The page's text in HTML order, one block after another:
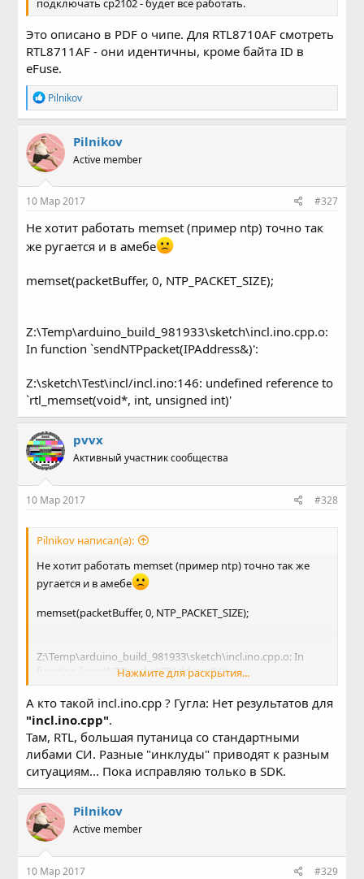
подключать cp2102 - будет все работать.
Это описано в PDF о чипе. Для RTL8710AF смотреть
RTL8711AF - они идентичны, кроме байта ID в
eFuse.
Р
е
а
к
ц
и
и
:
Pilnikov
Pilnikov
Active member
10 Мар 2017 #327
Не хотит работать memset (пример ntp) точно так
же ругается и в амебе
memset(packetBuffer, 0, NTP_PACKET_SIZE);
Z:\Temp\arduino_build_981933\sketch\incl.ino.cpp.o:
In function `sendNTPpacket(IPAddress&)':
Z:\sketch\Test\incl/incl.ino:146: undefined reference to
`rtl_memset(void*, int, unsigned int)'
pvvx
Активный участник сообщества
10 Мар 2017 #328
Pilnikov написал(а):
Не хотит работать memset (пример ntp) точно так же
ругается и в амебе
memset(packetBuffer, 0, NTP_PACKET_SIZE);
Z:\Temp\arduino_build_981933\sketch\incl.ino.cpp.o: In
function `sendNTPpacket(IPAddress&)':
Z:\sketch\Test\incl/incl.ino:146: undefined reference to
`rtl_memset(void*, int, unsigned int)'
Нажмите для раскрытия...
А кто такой incl.ino.cpp ? Гугла: Нет результатов для
"incl.ino.cpp".
Там, RTL, большая путаница со стандартными
либами СИ. Разные "инклуды" приводят к разным
ситуациям... Пока исправляю только в SDK.
Pilnikov
Active member
10 Мар 2017 #329